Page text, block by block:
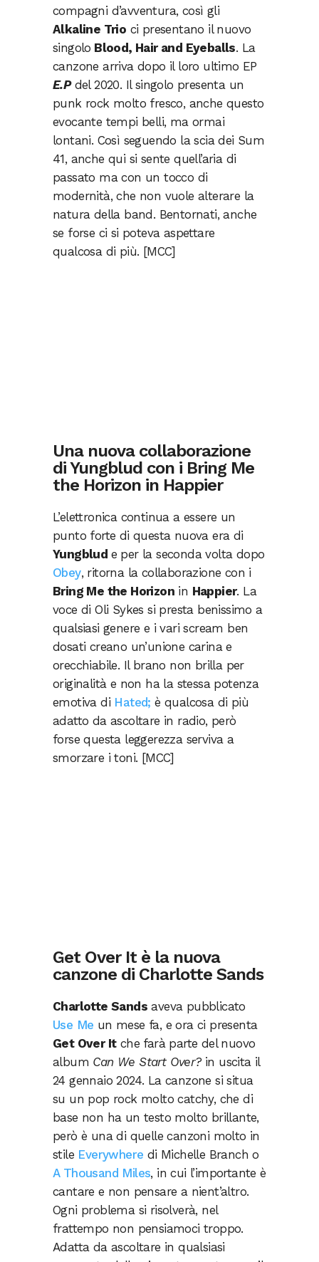
compagni d’avventura, così gli
Alkaline Trio ci presentano il nuovo
singolo Blood, Hair and Eyeballs. La
canzone arriva dopo il loro ultimo EP
E.Pdel 2020. Il singolo presenta un
punk rock molto fresco, anche questo
evocante tempi belli, ma ormai
lontani. Così seguendo la scia dei Sum
41, anche qui si sente quell’aria di
passato ma con un tocco di
modernità, che non vuole alterare la
natura della band. Bentornati, anche
se forse ci si poteva aspettare
qualcosa di più. [MCC]
Una nuova collaborazione
di Yungblud con i Bring Me
the Horizon in Happier
L’elettronica continua a essere un
punto forte di questa nuova era di
Yungblud e per la seconda volta dopo
Obey, ritorna la collaborazione con i
Bring Me the Horizon in Happier. La
voce di Oli Sykes si presta benissimo a
qualsiasi genere e i vari scream ben
dosati creano un’unione carina e
orecchiabile. Il brano non brilla per
originalità e non ha la stessa potenza
emotiva di Hated; è qualcosa di più
adatto da ascoltare in radio, però
forse questa leggerezza serviva a
smorzare i toni. [MCC]
Get Over It è la nuova
canzone di Charlotte Sands
Charlotte Sands aveva pubblicato
Use Me un mese fa, e ora ci presenta
Get Over Itche farà parte del nuovo
album Can We Start Over?in uscita il
24 gennaio 2024. La canzone si situa
su un pop rock molto catchy, che di
base non ha un testo molto brillante,
però è una di quelle canzoni molto in
stile Everywhere di Michelle Branch o
A Thousand Miles, in cui l’importante è
cantare e non pensare a nient’altro.
Ogni problema si risolverà, nel
frattempo non pensiamoci troppo.
Adatta da ascoltare in qualsiasi